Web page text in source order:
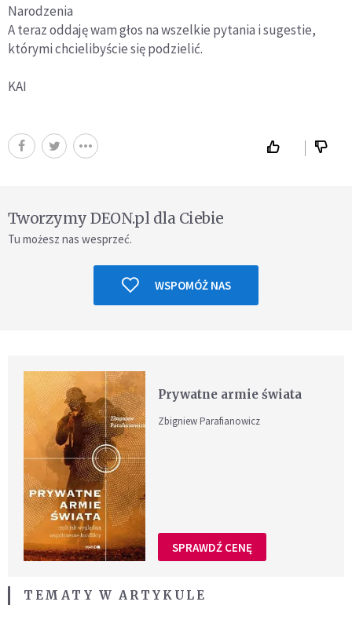
Narodzenia
A teraz oddaję wam głos na wszelkie pytania i sugestie,
którymi chcielibyście się podzielić.
KAI
Tworzymy DEON.pl dla Ciebie
Tu możesz nas wesprzeć.
WSPOMÓŻ NAS
Prywatne armie świata
Zbigniew Parafianowicz
SPRAWDŹ CENĘ
TEMATY W ARTYKULE